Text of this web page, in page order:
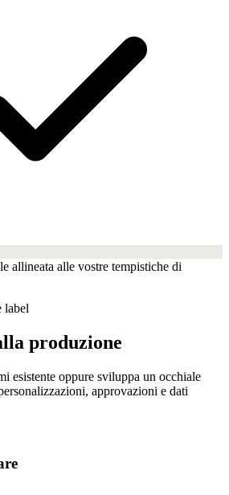
allineata alle vostre tempistiche di
label
produzione
esistente oppure sviluppa un occhiale
approvazioni e dati